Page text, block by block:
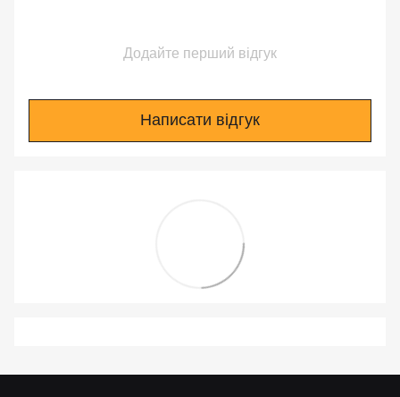
Додайте перший відгук
Написати відгук